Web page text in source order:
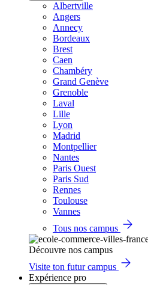
Albertville
Angers
Annecy
Bordeaux
Brest
Caen
Chambéry
Grand Genève
Grenoble
Laval
Lille
Lyon
Madrid
Montpellier
Nantes
Paris Ouest
Paris Sud
Rennes
Toulouse
Vannes
Tous nos campus
Découvre nos campus
Visite ton futur campus
Expérience pro